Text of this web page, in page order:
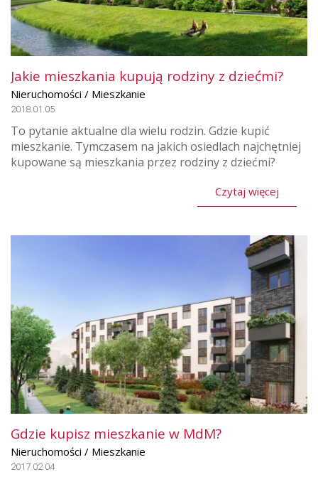
Jakie mieszkania kupują rodziny z dziećmi?
Nieruchomości / Mieszkanie
2018.01.05
To pytanie aktualne dla wielu rodzin. Gdzie kupić
mieszkanie. Tymczasem na jakich osiedlach najchętniej
kupowane są mieszkania przez rodziny z dziećmi?
Czytaj więcej
Gdzie kupisz mieszkanie w MdM?
Nieruchomości / Mieszkanie
2017.02.04